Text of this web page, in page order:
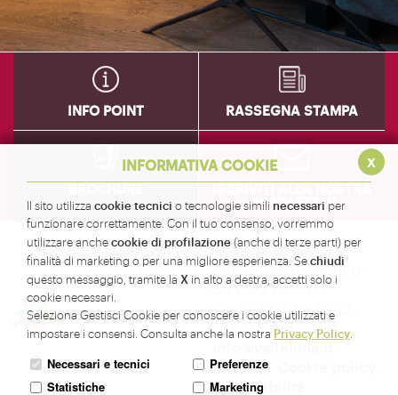
x
INFORMATIVA COOKIE
Il sito utilizza cookie tecnici o tecnologie simili necessari per
funzionare correttamente. Con il tuo consenso, vorremmo
utilizzare anchecookie di profilazione (anche di terze parti) per
finalità di marketing o per una migliore esperienza. Sechiudi
questo messaggio, tramite la X in alto a destra, accetti solo i
cookie necessari.
Seleziona Gestisci Cookie per conoscere i cookie utilizzati e
impostare i consensi. Consulta anche la nostra Privacy Policy
Necessari e tecnici
Preferenze
Statistiche
Marketing
INFO POINT RASSEGNA STAMPA
BROCHURE ISCRIVITI ALLA NOSTRA
NEWSLETTER
Amministrazione
Provinciale di Sondrio -
Servizio Turismo
Corso XXV Aprile, 22 -
23100 Sondrio -
info@valtellina.it-
Privacy-
Accessibilità